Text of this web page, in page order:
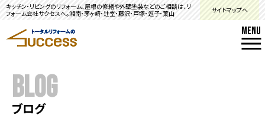
キッチン・リビングのリフォーム、屋根の修繕や外壁塗装などのご相談は、リ
フォーム会社サクセスへ。湘南・茅ヶ崎・辻堂・藤沢・戸塚・逗子・葉山
サイトマップへ
MENU
BLOG
ブログ